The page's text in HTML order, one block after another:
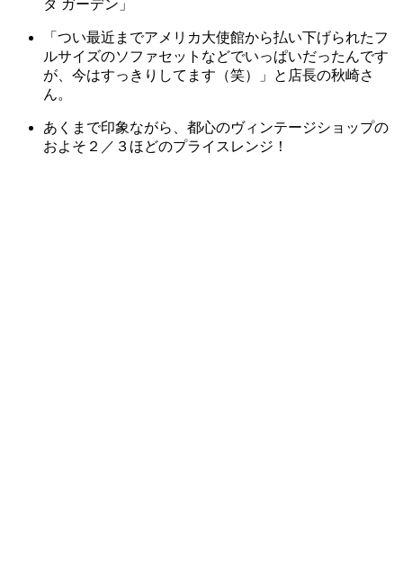
タ ガーデン」
「つい最近までアメリカ大使館から払い下げられたフ
ルサイズのソファセットなどでいっぱいだったんです
が、今はすっきりしてます（笑）」と店長の秋崎さ
ん。
あくまで印象ながら、都心のヴィンテージショップの
およそ２／３ほどのプライスレンジ！